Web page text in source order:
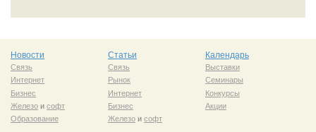
Новости
Связь
Интернет
Бизнес
Железоисофт
Образование
Статьи
Связь
Рынок
Интернет
Бизнес
Железоисофт
Календарь
Выставки
Семинары
Конкурсы
Акции